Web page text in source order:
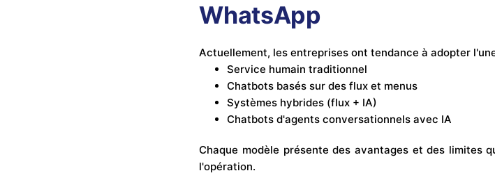
WhatsApp
Actuellement, les entreprises ont tendance à adopter
Service humain traditionnel
Chatbots basés sur des flux et menus
Systèmes hybrides (flux + IA)
Chatbots d'agents conversationnels avec IA
Chaque modèle présente des avantages et des limites
l'opération.